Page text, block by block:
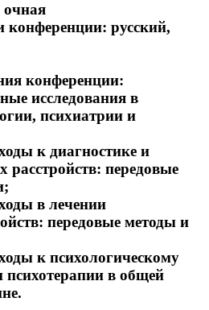
очная
конференции: русский,
конференции:
исследования в
психиатрии и
к диагностике и
расстройств: передовые
в лечении
передовые методы и
к психологическому
в общей